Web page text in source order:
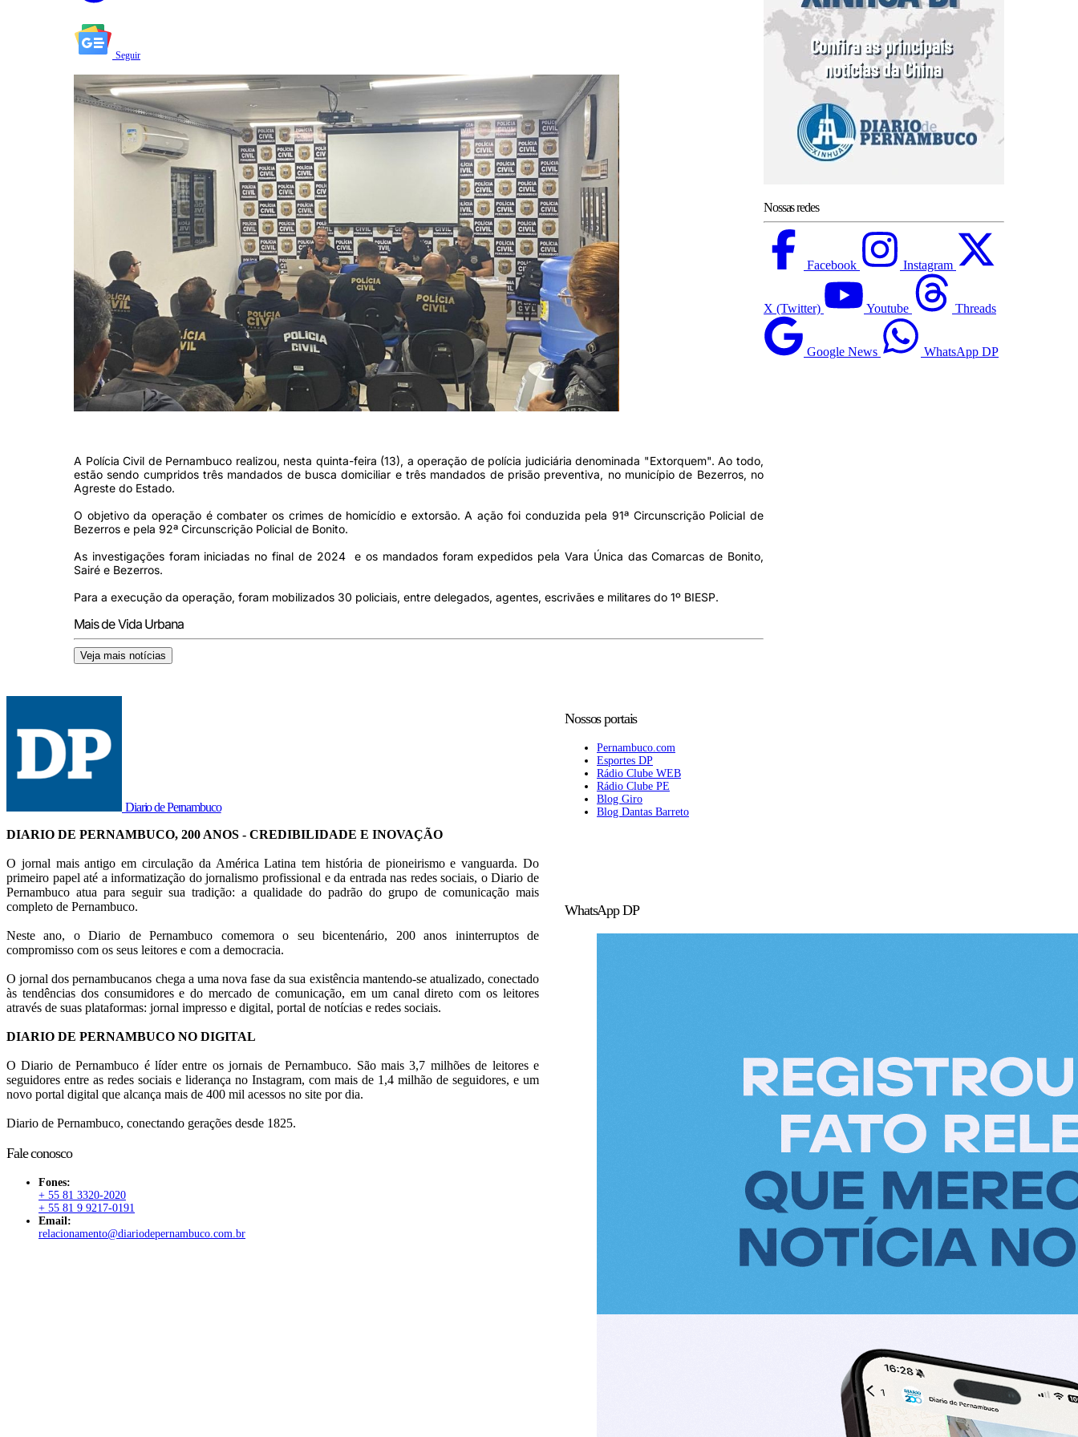
Seguir
A Polícia Civil de Pernambuco realizou, nesta quinta-feira (13), a operação de polícia judiciária denominada "Extorquem". Ao todo,
estão sendo cumpridos três mandados de busca domiciliar e três mandados de prisão preventiva, no município de Bezerros, no
Agreste do Estado.
O objetivo da operação é combater os crimes de homicídio e extorsão. A ação foi conduzida pela 91ª Circunscrição Policial de
Bezerros e pela 92ª Circunscrição Policial de Bonito.
As investigações foram iniciadas no final de 2024 e os mandados foram expedidos pela Vara Única das Comarcas de Bonito,
Sairé e Bezerros.
Para a execução da operação, foram mobilizados 30 policiais, entre delegados, agentes, escrivães e militares do 1º BIESP.
Mais de Vida Urbana
Veja mais notícias
Nossas redes
Facebook Instagram
X (Twitter) Youtube Threads
Google News WhatsApp DP
Diario de Pernambuco
DIARIO DE PERNAMBUCO, 200 ANOS - CREDIBILIDADE E INOVAÇÃO
O jornal mais antigo em circulação da América Latina tem história de pioneirismo e vanguarda. Do
primeiro papel até a informatização do jornalismo profissional e da entrada nas redes sociais, o Diario de
Pernambuco atua para seguir sua tradição: a qualidade do padrão do grupo de comunicação mais
completo de Pernambuco.
Neste ano, o Diario de Pernambuco comemora o seu bicentenário, 200 anos ininterruptos de
compromisso com os seus leitores e com a democracia.
O jornal dos pernambucanos chega a uma nova fase da sua existência mantendo-se atualizado, conectado
às tendências dos consumidores e do mercado de comunicação, em um canal direto com os leitores
através de suas plataformas: jornal impresso e digital, portal de notícias e redes sociais.
DIARIO DE PERNAMBUCO NO DIGITAL
O Diario de Pernambuco é líder entre os jornais de Pernambuco. São mais 3,7 milhões de leitores e
seguidores entre as redes sociais e liderança no Instagram, com mais de 1,4 milhão de seguidores, e um
novo portal digital que alcança mais de 400 mil acessos no site por dia.
Diario de Pernambuco, conectando gerações desde 1825.
Fale conosco
Fones:
+ 55 81 3320-2020
+ 55 81 9 9217-0191
Email:
relacionamento@diariodepernambuco.com.br
Nossos portais
Pernambuco.com
Esportes DP
Rádio Clube WEB
Rádio Clube PE
Blog Giro
Blog Dantas Barreto
WhatsApp DP